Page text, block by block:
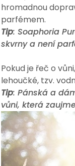
hromadnou
parfémem.
Tip: Soaphoria
skvrny a není
Pokud je řeč o
lehoučké, tzv.
Tip: Pánská a
vůni, která